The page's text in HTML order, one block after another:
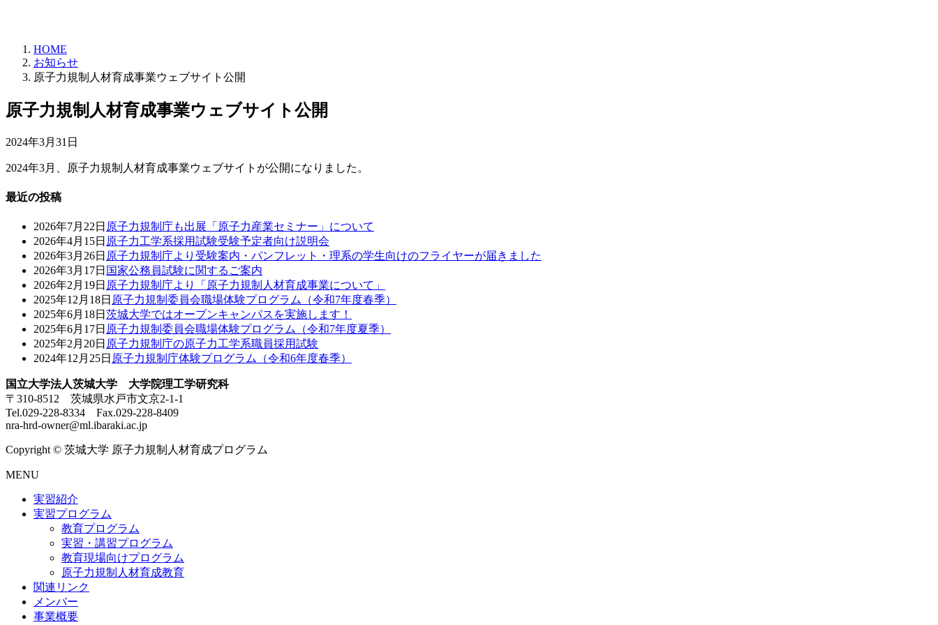
HOME
お知らせ
原子力規制人材育成事業ウェブサイト公開
原子力規制人材育成事業ウェブサイト公開
2024年3月31日
2024年3月、原子力規制人材育成事業ウェブサイトが公開になりました。
最近の投稿
2026年7月22日 原子力規制庁も出展「原子力産業セミナー」について
2026年4月15日 原子力工学系採用試験受験予定者向け説明会
2026年3月26日 原子力規制庁より受験案内・パンフレット・理系の学生向けのフライヤーが届きました
2026年3月17日 国家公務員試験に関するご案内
2026年2月19日 原子力規制庁より「原子力規制人材育成事業について」
2025年12月18日 原子力規制委員会職場体験プログラム（令和7年度春季）
2025年6月18日 茨城大学ではオープンキャンパスを実施します！
2025年6月17日 原子力規制委員会職場体験プログラム（令和7年度夏季）
2025年2月20日 原子力規制庁の原子力工学系職員採用試験
2024年12月25日 原子力規制庁体験プログラム（令和6年度春季）
国立大学法人茨城大学 大学院理工学研究科
〒310-8512 茨城県水戸市文京2-1-1
Tel.029-228-8334 Fax.029-228-8409
nra-hrd-owner@ml.ibaraki.ac.jp
Copyright © 茨城大学 原子力規制人材育成プログラム
MENU
実習紹介
実習プログラム
教育プログラム
実習・講習プログラム
教育現場向けプログラム
原子力規制人材育成教育
関連リンク
メンバー
事業概要